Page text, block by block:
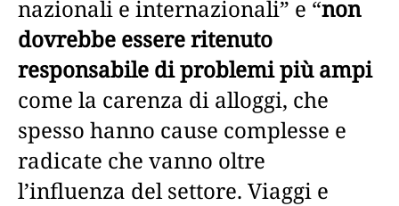
nazionali e internazionali” e “non
dovrebbe essere ritenuto
responsabile di problemi più ampi
come la carenza di alloggi, che
spesso hanno cause complesse e
radicate che vanno oltre
l’influenza del settore. Viaggi e